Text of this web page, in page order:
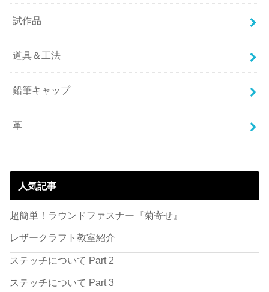
試作品
道具＆工法
鉛筆キャップ
革
人気記事
超簡単！ラウンドファスナー『菊寄せ』
レザークラフト教室紹介
ステッチについて Part 2
ステッチについて Part 3